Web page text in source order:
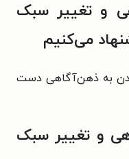
و تغییر سبک
می‌کنیم
به ذهن‌آگاهی دست
و تغییر سبک